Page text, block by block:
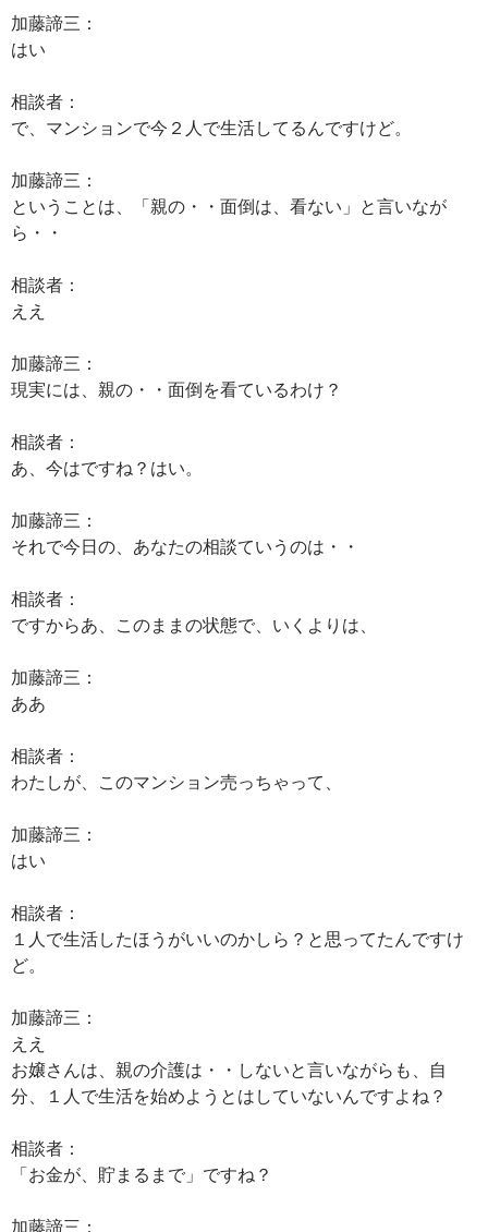
加藤諦三：
はい
相談者：
で、マンションで今２人で生活してるんですけど。
加藤諦三：
ということは、「親の・・面倒は、看ない」と言いなが
ら・・
相談者：
ええ
加藤諦三：
現実には、親の・・面倒を看ているわけ？
相談者：
あ、今はですね？はい。
加藤諦三：
それで今日の、あなたの相談ていうのは・・
相談者：
ですからあ、このままの状態で、いくよりは、
加藤諦三：
ああ
相談者：
わたしが、このマンション売っちゃって、
加藤諦三：
はい
相談者：
１人で生活したほうがいいのかしら？と思ってたんですけ
ど。
加藤諦三：
ええ
お嬢さんは、親の介護は・・しないと言いながらも、自
分、１人で生活を始めようとはしていないんですよね？
相談者：
「お金が、貯まるまで」ですね？
加藤諦三：